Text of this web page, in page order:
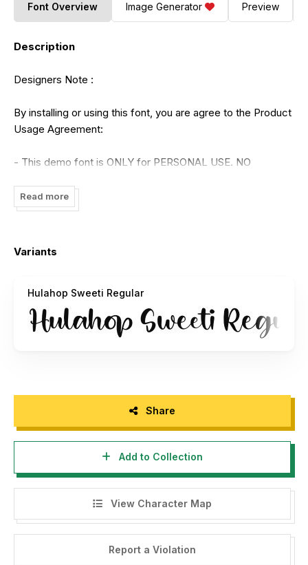
Font Overview Image Generator Preview
Description
Designers Note :
By installing or using this font, you are agree to the Product
Usage Agreement:
- This demo font is ONLY for PERSONAL USE. NO
- Here is the link to purchase full version and commercial
https://www.creativefabrica.com/product/hulahop-
- For Corporate use you have to purchase Corporate
license
- Any donation are very appreciated. Paypal account for
integritypestudio@gmail.com
Please visit our store for more amazing fonts :
https://www.creativefabrica.com/designer/integritypestudio/
Read more
Variants
Hulahop Sweeti Regular
Share
Add to Collection
View Character Map
Report a Violation